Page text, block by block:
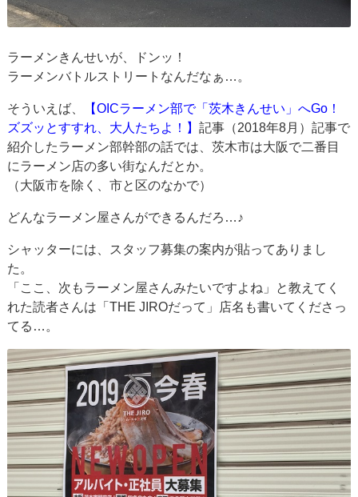
ラーメンきんせいが、ドンッ！
ラーメンバトルストリートなんだなぁ…。
そういえば、
【OICラーメン部で「茨木きんせい」へGo！
ズズッとすすれ、大人たちよ！】記事（2018年8月）記事で
紹介したラーメン部幹部の話では、茨木市は大阪で二番目
にラーメン店の多い街なんだとか。
（大阪市を除く、市と区のなかで）
どんなラーメン屋さんができるんだろ…♪
シャッターには、スタッフ募集の案内が貼ってありまし
た。
「ここ、次もラーメン屋さんみたいですよね」と教えてく
れた読者さんは「THE JIROだって」店名も書いてくださっ
てる…。